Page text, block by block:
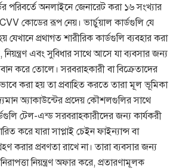
পরিবর্তে অনলাইনে জেনারেট করা ১৬ সংখ্যার
CVV কোডের রূপ নেয়।ভার্চুয়াল কার্ডগুলি যে
প্রথাগত শারীরিক কার্ডগুলি ব্যবহার করা
নিয়ন্ত্রণ এবং সুবিধার সাথে আসে যা ব্যবসার জন্য
করে তোলে।সরবরাহকারী বা বিক্রেতাদের
করা হয় তা প্রবাহিত করতে তারা মূল ভূমিকা
অ্যাকাউন্টের প্রদেয় কৌশলগুলির সাথে
টেল-এন্ড সরবরাহকারীদের জন্য কার্যকরী
করে যারা সাপ্লাই চেইন ফাইন্যান্স বা
করার প্রবণতা রাখে না।তারা ব্যবসার জন্য
নিয়ন্ত্রণ অফার করে, প্রতারণামূলক